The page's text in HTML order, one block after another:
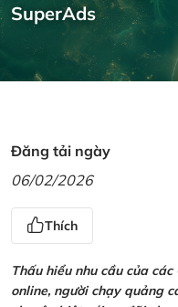
SuperAds
Đăng tải ngày
06/02/2026
Thích
Thấu hiểu nhu cầu của
online, người chạy quảng